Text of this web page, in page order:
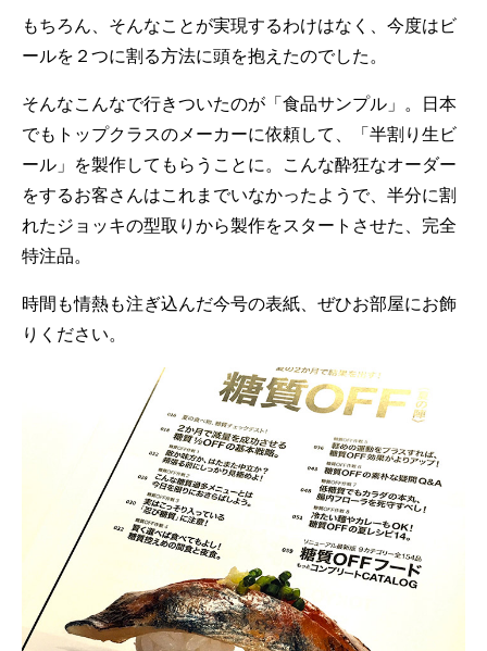
もちろん、そんなことが実現するわけはなく、今度はビ
ールを２つに割る方法に頭を抱えたのでした。
そんなこんなで行きついたのが「食品サンプル」。日本
でもトップクラスのメーカーに依頼して、「半割り生ビ
ール」を製作してもらうことに。こんな酔狂なオーダー
をするお客さんはこれまでいなかったようで、半分に割
れたジョッキの型取りから製作をスタートさせた、完全
特注品。
時間も情熱も注ぎ込んだ今号の表紙、ぜひお部屋にお飾
りください。